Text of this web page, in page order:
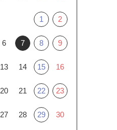
1 2
6 7 8 9
13 14 15 16
20 21 22 23
27 28 29 30